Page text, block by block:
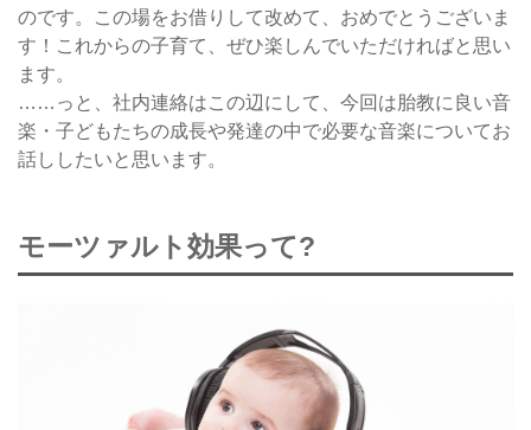
のです。この場をお借りして改めて、おめでとうございま
す！これからの子育て、ぜひ楽しんでいただければと思い
ます。
……っと、社内連絡はこの辺にして、今回は胎教に良い音
楽・子どもたちの成長や発達の中で必要な音楽についてお
話ししたいと思います。
モーツァルト効果って?